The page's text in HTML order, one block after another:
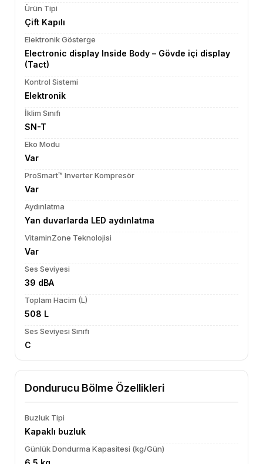
Ürün Tipi
Çift Kapılı
Elektronik Gösterge
Electronic display Inside Body – Gövde içi display
(Tact)
Kontrol Sistemi
Elektronik
İklim Sınıfı
SN-T
Eko Modu
Var
ProSmart™ Inverter Kompresör
Var
Aydınlatma
Yan duvarlarda LED aydınlatma
VitaminZone Teknolojisi
Var
Ses Seviyesi
39 dBA
Toplam Hacim (L)
508 L
Ses Seviyesi Sınıfı
C
Dondurucu Bölme Özellikleri
Buzluk Tipi
Kapaklı buzluk
Günlük Dondurma Kapasitesi (kg/Gün)